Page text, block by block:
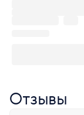
Отзывы